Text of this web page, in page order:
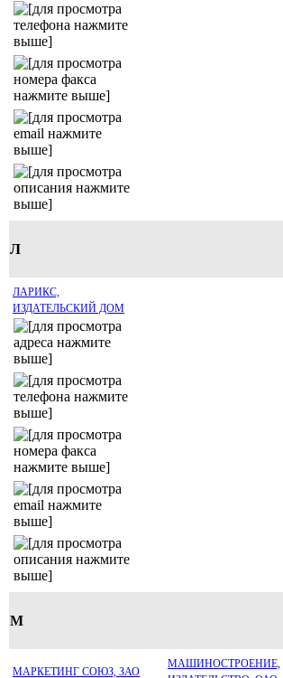
Л
ЛАРИКС,
ИЗДАТЕЛЬСКИЙ ДОМ
М
МАРКЕТИНГ СОЮЗ, ЗАО
МАШИНОСТРОЕНИЕ,